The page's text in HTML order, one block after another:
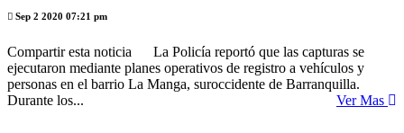
Sep 2 2020 07:21 pm
Compartir esta noticia La Policía reportó que las capturas se
ejecutaron mediante planes operativos de registro a vehículos y
personas en el barrio La Manga, suroccidente de Barranquilla.
Durante los...
Ver Mas